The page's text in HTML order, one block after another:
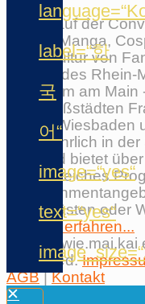
label=“한
국
어“
image=“yes“
text=“yes“
Erlebe auf der
Anime, Manga,
Japankultur von
Herzen des
Flörsheim am
den Großstädten
Mainz, Wiesbaden
findet jährlich in
statt und bietet
umfangreiches
Ehrengästen oder
die Con erfahren...
© 2026 wie.mai.kai
Reserved.
AGB|Kontakt
✕